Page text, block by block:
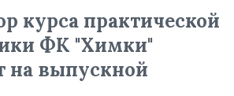
курса практической
ФК "Химки"
на выпускной